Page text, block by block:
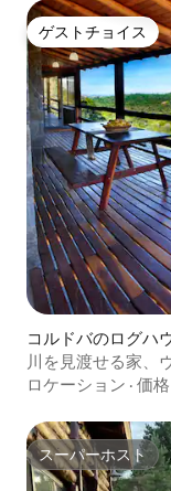
ゲストチョイス
ゲストチョイス
コルドバのログハ
川を見渡せる家、
ロケーション · 価格
スーパーホスト
スーパーホスト